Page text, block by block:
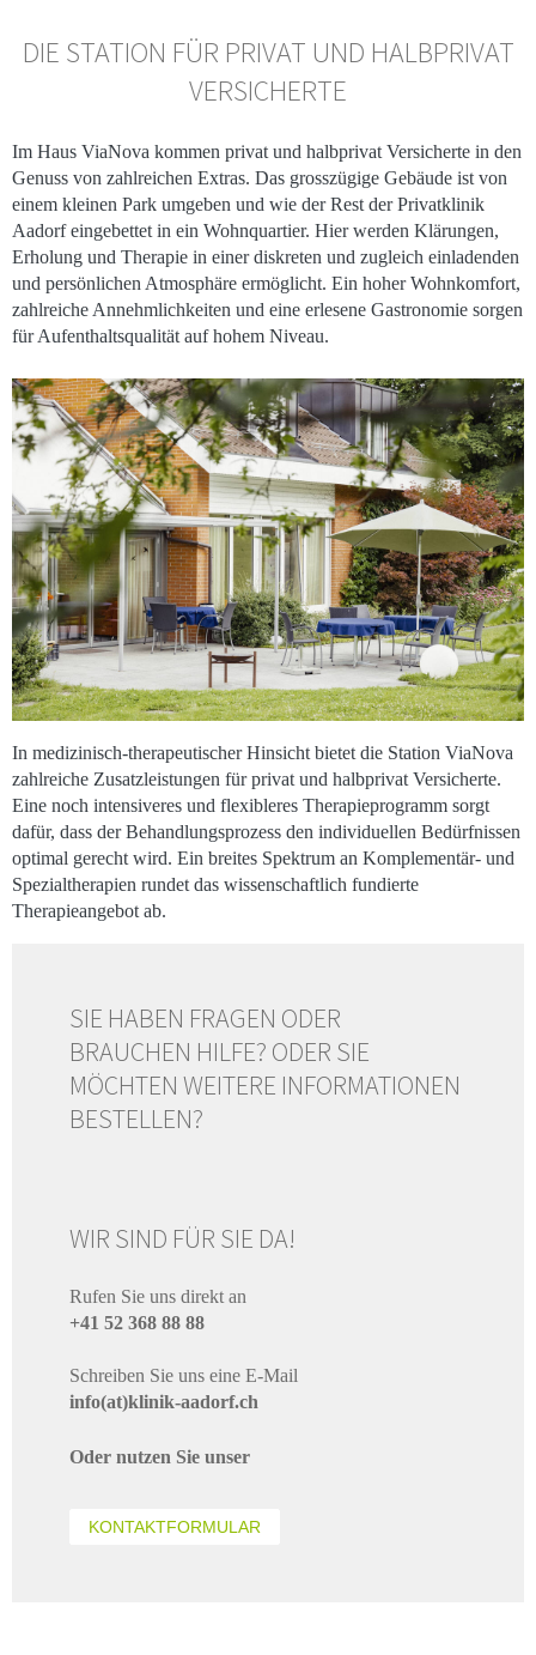
DIE STATION FÜR PRIVAT UND HALBPRIVAT
VERSICHERTE
Im Haus ViaNova kommen privat und halbprivat Versicherte in den
Genuss von zahlreichen Extras. Das grosszügige Gebäude ist von
einem kleinen Park umgeben und wie der Rest der Privatklinik
Aadorf eingebettet in ein Wohnquartier. Hier werden Klärungen,
Erholung und Therapie in einer diskreten und zugleich einladenden
und persönlichen Atmosphäre ermöglicht. Ein hoher Wohnkomfort,
zahlreiche Annehmlichkeiten und eine erlesene Gastronomie sorgen
für Aufenthaltsqualität auf hohem Niveau.
In medizinisch-therapeutischer Hinsicht bietet die Station ViaNova
zahlreiche Zusatzleistungen für privat und halbprivat Versicherte.
Eine noch intensiveres und flexibleres Therapieprogramm sorgt
dafür, dass der Behandlungsprozess den individuellen Bedürfnissen
optimal gerecht wird. Ein breites Spektrum an Komplementär- und
Spezialtherapien rundet das wissenschaftlich fundierte
Therapieangebot ab.
SIE HABEN FRAGEN ODER
BRAUCHEN HILFE? ODER SIE
MÖCHTEN WEITERE INFORMATIONEN
BESTELLEN?
WIR SIND FÜR SIE DA!
Rufen Sie uns direkt an
+41 52 368 88 88
Schreiben Sie uns eine E-Mail
info(at)klinik-aadorf.ch
Oder nutzen Sie unser
KONTAKTFORMULAR